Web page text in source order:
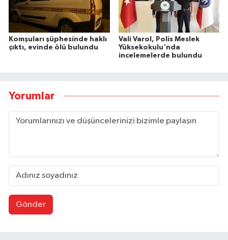
Komşuları şüphesinde haklı
çıktı, evinde ölü bulundu
Vali Varol, Polis Meslek
Yüksekokulu'nda
incelemelerde bulundu
Yorumlar
Gönder